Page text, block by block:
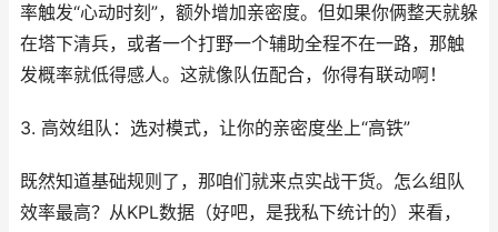
率触发“心动时刻”，额外增加亲密度。但如果你俩整天就躲
在塔下清兵，或者一个打野一个辅助全程不在一路，那触
发概率就低得感人。这就像队伍配合，你得有联动啊！
3. 高效组队：选对模式，让你的亲密度坐上“高铁”
既然知道基础规则了，那咱们就来点实战干货。怎么组队
效率最高？从KPL数据（好吧，是我私下统计的）来看，